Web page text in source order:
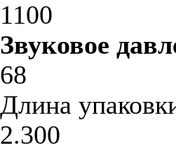
1100
Звуковое
68
Длина
2.300